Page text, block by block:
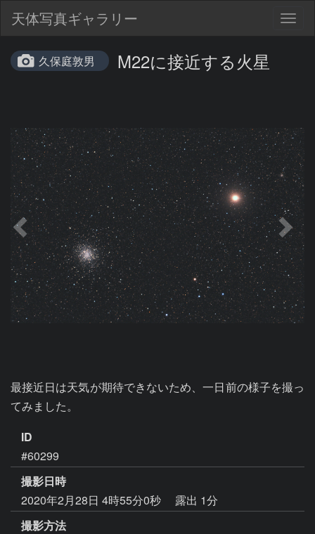
天体写真ギャラリー
久保庭敦男 M22に接近する火星
最接近日は天気が期待できないため、一日前の様子を撮っ
てみました。
ID
#60299
撮影日時
2020年2月28日 4時55分0秒
露出 1分
撮影方法